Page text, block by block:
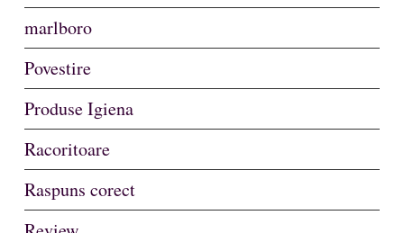
marlboro
Povestire
Produse Igiena
Racoritoare
Raspuns corect